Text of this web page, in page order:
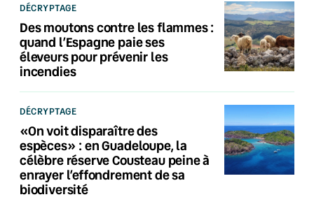
DÉCRYPTAGE
Des moutons contre les flammes :
quand l’Espagne paie ses
éleveurs pour prévenir les
incendies
DÉCRYPTAGE
«On voit disparaître des
espèces» : en Guadeloupe, la
célèbre réserve Cousteau peine à
enrayer l’effondrement de sa
biodiversité